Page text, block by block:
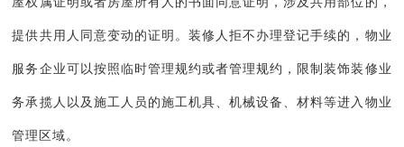
提供共用人同意变动的证明。装修人拒不办理登记手续的，物业
服务企业可以按照临时管理规约或者管理规约，限制装饰装修业
务承揽人以及施工人员的施工机具、机械设备、材料等进入物业
管理区域。